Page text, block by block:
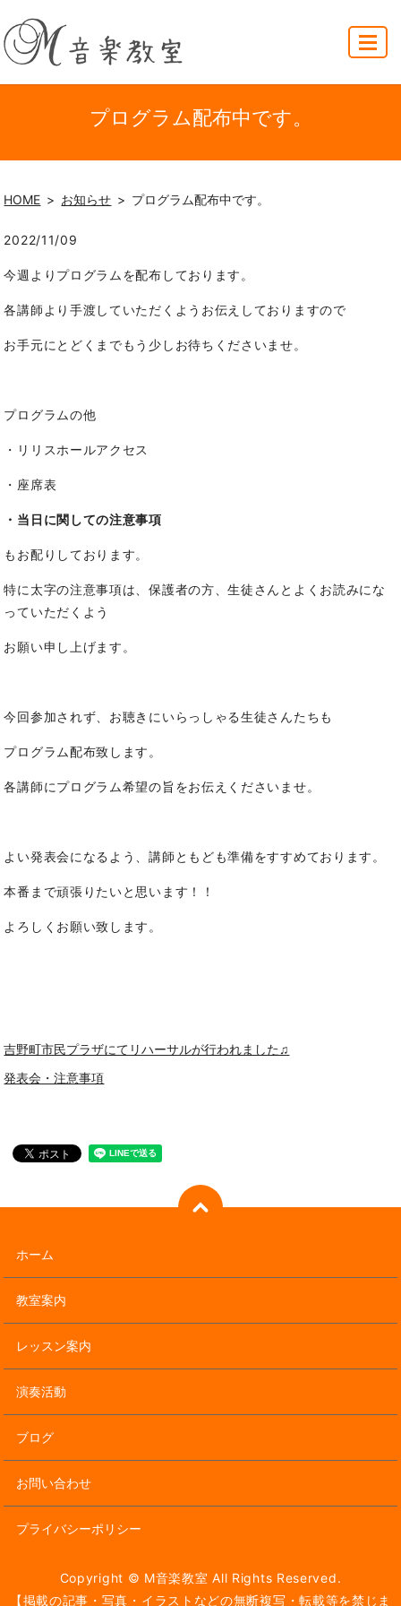
プログラム配布中です。
HOME お知らせ プログラム配布中です。
2022/11/09
今週よりプログラムを配布しております。
各講師より手渡していただくようお伝えしておりますので
お手元にとどくまでもう少しお待ちくださいませ。
プログラムの他
・リリスホールアクセス
・座席表
・当日に関しての注意事項
もお配りしております。
特に太字の注意事項は、保護者の方、生徒さんとよくお読みにな
っていただくよう
お願い申し上げます。
今回参加されず、お聴きにいらっしゃる生徒さんたちも
プログラム配布致します。
各講師にプログラム希望の旨をお伝えくださいませ。
よい発表会になるよう、講師ともども準備をすすめております。
本番まで頑張りたいと思います！！
よろしくお願い致します。
吉野町市民プラザにてリハーサルが行われました♫
発表会・注意事項
ホーム
教室案内
レッスン案内
演奏活動
ブログ
お問い合わせ
プライバシーポリシー
Copyright © M音楽教室 All Rights Reserved.
【掲載の記事・写真・イラストなどの無断複写・転載等を禁じま